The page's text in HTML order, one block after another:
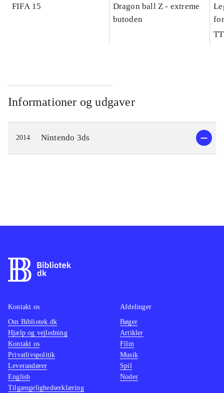
FIFA 15
Dragon ball Z - extreme
butoden
Informationer og udgaver
2014 Nintendo 3ds
Kontakt os
Om Bibliotek.dk
Hjælp og vejledning
Kontakt os
Privatlivspolitik
Leverandører
English
Tilgængelighedserklæring
Afdelinger
Bøger
Artikler
Film
Musik
Spil
Noder